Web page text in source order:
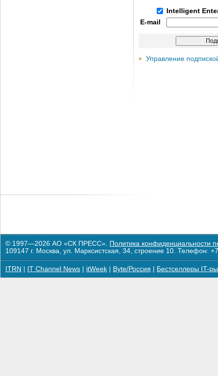
Intelligent
E-mail
Управление
© 1997—2026 АО «СК ПРЕСС». Политика конфиденциальности
109147 г. Москва, ул. Марксистская, 34, строение 10. Телефон:
ITRN IT Channel News itWeek Byte/Россия Бестселлеры IT-